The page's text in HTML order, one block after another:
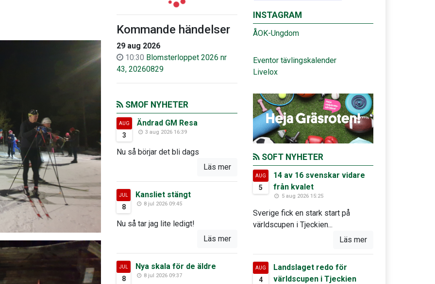
Kommande händelser
29 aug 2026
10:30 Blomsterloppet 2026 nr
43, 20260829
SMOF NYHETER
AUG
3
Ändrad GM Resa
3 aug 2026 16:39
Nu så börjar det bli dags
Läs mer
JUL
8
Kansliet stängt
8 jul 2026 09:45
Nu så tar jag lite ledigt!
Läs mer
JUL
8
Nya skala för de äldre
8 jul 2026 09:37
INSTAGRAM
ÅOK-Ungdom
Eventor tävlingskalender
Livelox
SOFT NYHETER
AUG
5
14 av 16 svenskar vidare
från kvalet
5 aug 2026 15:25
Sverige fick en stark start på
världscupen i Tjeckien...
Läs mer
AUG
4
Landslaget redo för
världscupen i Tjeckien